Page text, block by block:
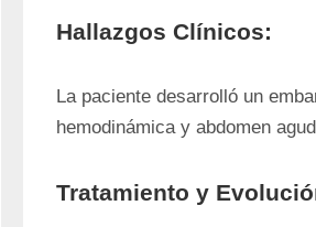
Hallazgos Clínicos:
La paciente desarrolló un
hemodinámica y abdomen
Tratamiento y